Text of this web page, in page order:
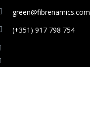
green@fibrenamics.com
(+351) 917 798 754